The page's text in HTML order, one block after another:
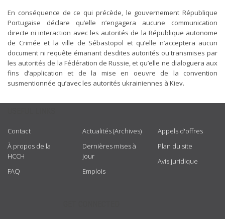
En conséquence de ce qui précède, le gouvernement République
Portugaise déclare qu’elle n’engagera aucune communication
directe ni interaction avec les autorités de la République autonome
de Crimée et la ville de Sébastopol et qu’elle n’acceptera aucun
document ni requête émanant desdites autorités ou transmises par
les autorités de la Fédération de Russie, et qu’elle ne dialoguera aux
fins d’application et de la mise en oeuvre de la convention
susmentionnée qu’avec les autorités ukrainiennes à Kiev.
Contact
À propos de la
HCCH
FAQ
Actualités (Archives)
Dernières mises à
jour
Emplois
Appels d'offres
Plan du site
Avis juridique